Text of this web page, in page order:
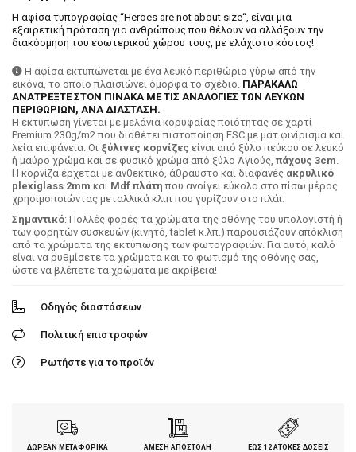
Η αφίσα τυπογραφίας “Heroes are not about size“, είναι μια
εξαιρετική πρόταση για ανθρώπους που θέλουν να αλλάξουν την
διακόσμηση του εσωτερικού χώρου τους, με ελάχιστο κόστος!
Η αφίσα εκτυπώνεται με ένα λευκό περιθώριο γύρω από την
εικόνα, το οποίο πλαισιώνει όμορφα το σχέδιο. ΠΑΡΑΚΑΛΩ
ΑΝΑΤΡΕΞΤΕ ΣΤΟΝ ΠΙΝΑΚΑ ΜΕ ΤΙΣ ΑΝΑΛΟΓΙΕΣ ΤΩΝ ΛΕΥΚΩΝ
ΠΕΡΙΘΩΡΙΩΝ, ΑΝΑ ΔΙΑΣΤΑΣΗ.
H εκτύπωση γίνεται με μελάνια κορυφαίας ποιότητας σε χαρτί
Premium 230g/m2 που διαθέτει πιστοποίηση FSC με ματ φινίρισμα και
λεία επιφάνεια. Οι ξύλινες κορνίζες είναι από ξύλο πεύκου σε λευκό
ή μαύρο χρώμα και σε φυσικό χρώμα από ξύλο Αγιούς, πάχους 3cm.
Η κορνίζα έρχεται με ανθεκτικό, άθραυστο και διαφανές ακρυλικό
plexiglass 2mm και Mdf πλάτη που ανοίγει εύκολα στο πίσω μέρος
χρησιμοποιώντας μεταλλικά κλιπ που γυρίζουν στο πλάι.
Σημαντικό: Πολλές φορές τα χρώματα της οθόνης του υπολογιστή ή
των φορητών συσκευών (κινητό, tablet κ.λπ.) παρουσιάζουν απόκλιση
από τα χρώματα της εκτύπωσης των φωτογραφιών. Για αυτό, καλό
είναι να ρυθμίσετε τα χρώματα και το φωτισμό της οθόνης σας,
ώστε να βλέπετε τα χρώματα με ακρίβεια!
Οδηγός διαστάσεων
Πολιτική επιστροφών
Ρωτήστε για το προϊόν
ΔΩΡΕΑΝ ΜΕΤΑΦΟΡΙΚΑ
ΑΜΕΣΗ ΑΠΟΣΤΟΛΗ
ΕΩΣ 12 ΑΤΟΚΕΣ ΔΟΣΕΙΣ